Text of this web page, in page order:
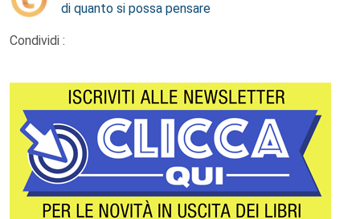
di quanto si possa pensare
Condividi :